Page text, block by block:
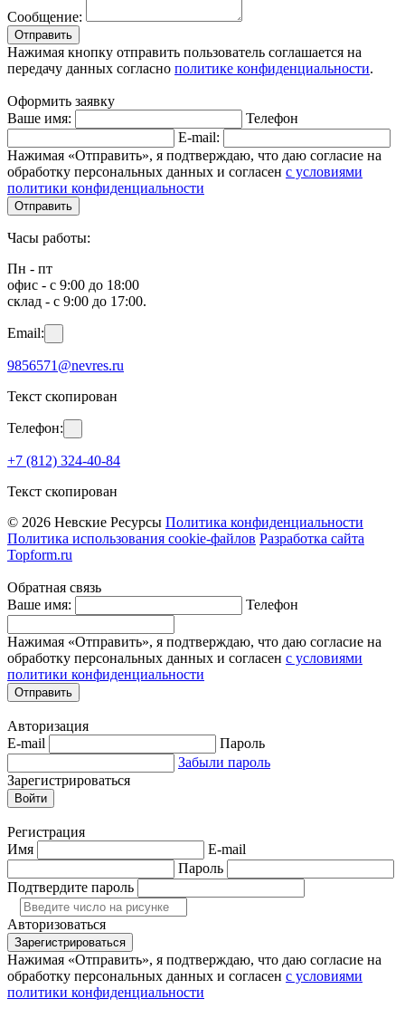
Сообщение:
Отправить
Нажимая кнопку отправить пользователь соглашается на
передачу данных согласно политике конфиденциальности.
Оформить заявку
Ваше имя:
Телефон
E-mail:
Нажимая «Отправить», я подтверждаю, что даю согласие на
обработку персональных данных и согласен с условиями
политики конфиденциальности
Отправить
Часы работы:
Пн - пт
офис - с 9:00 до 18:00
склад - с 9:00 до 17:00.
Email:
9856571@nevres.ru
Текст скопирован
Телефон:
+7 (812) 324-40-84
Текст скопирован
© 2026 Невские Ресурсы Политика конфиденциальности
Политика использования cookie-файлов Разработка сайта
Topform.ru
Обратная связь
Ваше имя:
Телефон
Нажимая «Отправить», я подтверждаю, что даю согласие на
обработку персональных данных и согласен с условиями
политики конфиденциальности
Отправить
Авторизация
E-mail
Пароль
Забыли пароль
Зарегистрироваться
Войти
Регистрация
Имя
E-mail
Пароль
Подтвердите пароль
Авторизоваться
Зарегистрироваться
Нажимая «Отправить», я подтверждаю, что даю согласие на
обработку персональных данных и согласен с условиями
политики конфиденциальности